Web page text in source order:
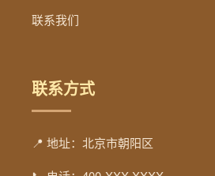
联系我们
联系方式
📍 地址：北京市朝阳区